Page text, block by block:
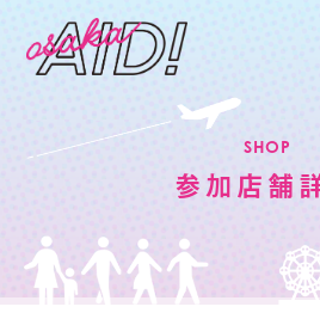
SHOP
参加店舗